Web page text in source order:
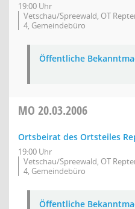
19:00 Uhr
Vetschau/Spreewald, OT
4, Gemeindebüro
Öffentliche
MO 20.03.2006
Ortsbeirat des Ortsteiles
19:00 Uhr
Vetschau/Spreewald, OT
4, Gemeindebüro
Öffentliche